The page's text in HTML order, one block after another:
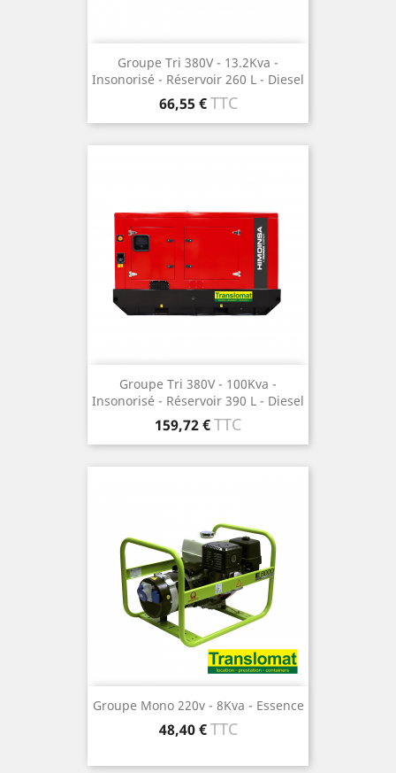
Groupe Tri 380V - 13.2Kva -
Insonorisé - Réservoir 260 L - Diesel
Prix
66,55 € TTC
Groupe Tri 380V - 100Kva -
Insonorisé - Réservoir 390 L - Diesel
Prix
159,72 €TTC
Groupe Mono 220v - 8Kva - Essence
Prix
48,40 € TTC